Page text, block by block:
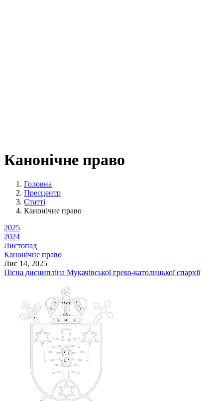
Канонічне право
Головна
Пресцентр
Статті
Канонічне право
2025
2024
Листопад
Канонічне право
Лис 14, 2025
Пісна дисципліна Мукачівської греко-католицької єпархії